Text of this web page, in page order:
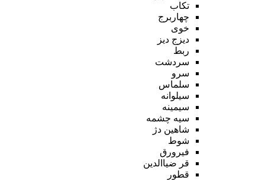
تکاب
چهاربرج
خوی
دیزج دیز
ربط
سردشت
سرو
سلماس
سیلوانه
سیمینه
سیه چشمه
شاهین دژ
شوط
فیرورق
قر ضیاالدین
قطور